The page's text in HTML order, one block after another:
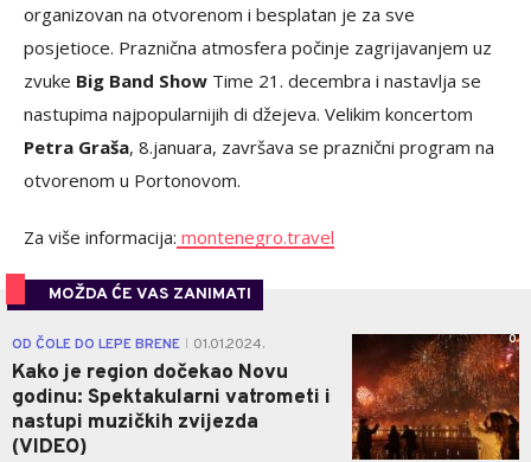
organizovan na otvorenom i besplatan je za sve
posjetioce. Praznična atmosfera počinje zagrijavanjem uz
zvuke Big Band Show Time 21. decembra i nastavlja se
nastupima najpopularnijih di džejeva. Velikim koncertom
Petra Graša, 8.januara, završava se praznični program na
otvorenom u Portonovom.
Za više informacija: montenegro.travel
MOŽDA ĆE VAS ZANIMATI
OD ČOLE DO LEPE BRENE 01.01.2024.
Kako je region dočekao Novu
godinu: Spektakularni vatrometi i
nastupi muzičkih zvijezda
(VIDEO)
0